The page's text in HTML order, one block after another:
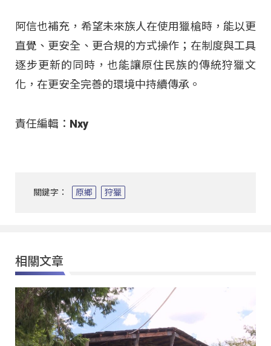
阿信也補充，希望未來族人在使用獵槍時，能以更
直覺、更安全、更合規的方式操作；在制度與工具
逐步更新的同時，也能讓原住民族的傳統狩獵文
化，在更安全完善的環境中持續傳承。
責任編輯：Nxy
關鍵字： 原鄉 狩獵
相關文章